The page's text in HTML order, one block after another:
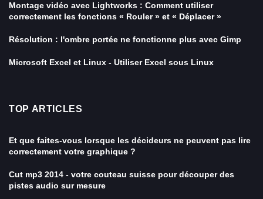
Montage vidéo avec Lightworks : Comment utiliser
correctement les fonctions « Rouler » et « Déplacer »
Résolution : l'ombre portée ne fonctionne plus avec Gimp
Microsoft Excel et Linux - Utiliser Excel sous Linux
TOP ARTICLES
Et que faites-vous lorsque les décideurs ne peuvent pas lire
correctement votre graphique ?
Cut mp3 2014 - votre couteau suisse pour découper des
pistes audio sur mesure